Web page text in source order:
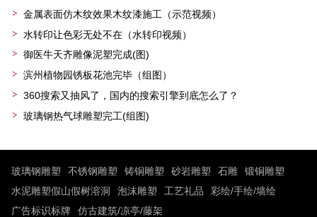
金属表面仿木纹效果木纹漆施工（示范视频）
水转印让色彩无处不在（水转印视频）
御医牛天齐雕像泥塑完成(图)
滨州植物园锈板花池完毕（组图）
360搜索又抽风了，国内的搜索引擎到底怎么了？
玻璃钢热气球雕塑完工(组图)
玻璃钢雕塑 不锈钢雕塑 铸铜雕塑 砂岩雕塑 石雕
锻铜雕塑
水泥雕塑假山假树溶洞
泡沫雕塑 工艺礼品
彩绘/手绘/墙绘
广告标识标牌
仿古建筑/凉亭/藤架